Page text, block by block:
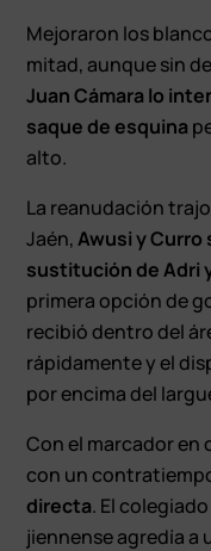
Mejoraron los
mitad, aunque sin
Juan Cámara lo
saque de esquina
alto.
La reanudación
Jaén,Awusi y
sustitución de Adri
primera opción de
recibió dentro del
rápidamente y el
por encima del
Con el marcador en
con un
directa. El
jiennense agredía a